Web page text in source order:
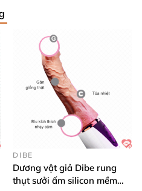
DIBE
Dương vật giả Dibe rung
thụt sưởi ấm silicon mềm